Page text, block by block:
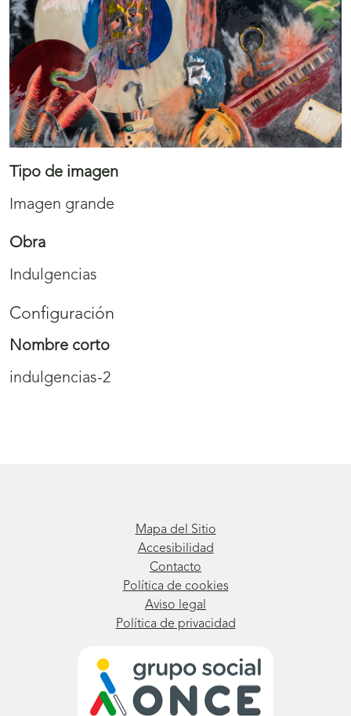
Tipo de imagen
Imagen grande
Obra
Indulgencias
Configuración
Nombre corto
indulgencias-2
Mapa del Sitio
Accesibilidad
Contacto
Política de cookies
Aviso legal
Política de privacidad